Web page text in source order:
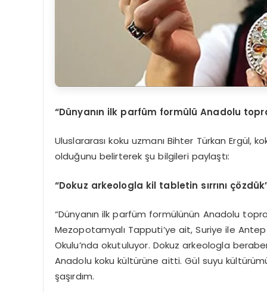
“Dünyanın ilk parfüm formülü Anadolu
Uluslararası koku uzmanı Bihter Türkan Ergül,
olduğunu belirterek şu bilgileri paylaştı:
“Dokuz arkeologla kil tabletin sırrını
“Dünyanın ilk parfüm formülünün Anadolu
Mezopotamyalı Tapputi’ye ait, Suriye ile
Okulu’nda okutuluyor. Dokuz arkeologla
Anadolu koku kültürüne aitti. Gül suyu
şaşırdım.